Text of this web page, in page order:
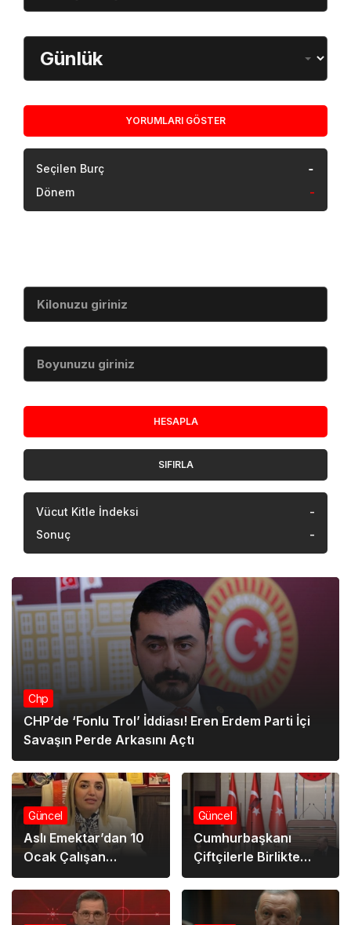
YORUMLARI GÖSTER
Seçilen Burç -
Dönem -
HESAPLA
SIFIRLA
Vücut Kitle İndeksi
-
Sonuç
-
Chp
CHP’de ‘Fonlu Trol’ İddiası! Eren Erdem Parti İçi
Savaşın Perde Arkasını Açtı
Güncel
Aslı Emektar’dan 10
Ocak Çalışan
Gazeteciler Günü
Mesajı
Güncel
Cumhurbaşkanı
Çiftçilerle Birlikte
Ramazan İftarında
Buluştu